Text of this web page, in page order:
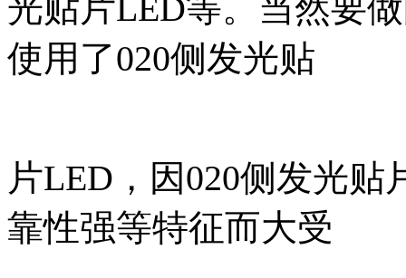
光贴片LED等。当然要
使用了020侧发光贴
片LED，因020侧发光
靠性强等特征而大受